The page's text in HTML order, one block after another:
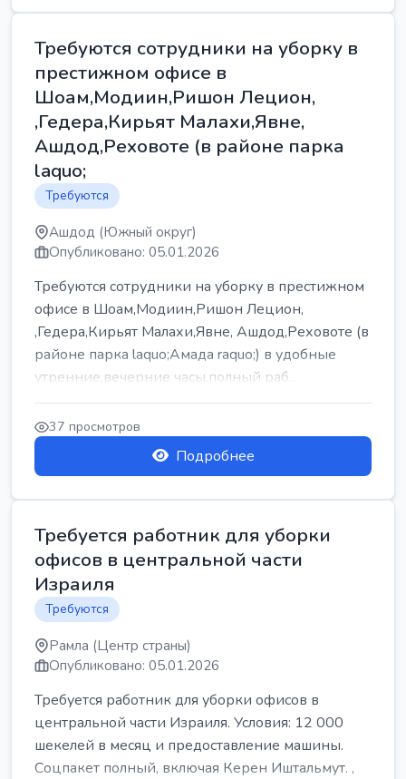
Требуются сотрудники на уборку в
престижном офисе в
Шоам,Модиин,Ришон Лецион,
,Гедера,Кирьят Малахи,Явне,
Ашдод,Реховоте (в районе парка
laquo;
Требуются
Ашдод (Южный округ)
Опубликовано: 05.01.2026
Требуются сотрудники на уборку в престижном
офисе в Шоам,Модиин,Ришон Лецион,
,Гедера,Кирьят Малахи,Явне, Ашдод,Реховоте (в
районе парка laquo;Амада raquo;) в удобные
утренние,вечерние часы,полный раб...
37 просмотров
Подробнее
Требуется работник для уборки
офисов в центральной части
Израиля
Требуются
Рамла (Центр страны)
Опубликовано: 05.01.2026
Требуется работник для уборки офисов в
центральной части Израиля. Условия: 12 000
шекелей в месяц и предоставление машины.
Соцпакет полный, включая Керен Иштальмут. ,